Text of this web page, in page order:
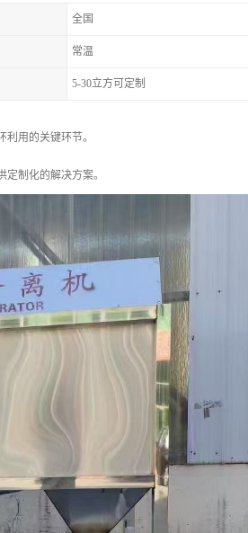
全国
常温
5-30立方可定制
用的关键环节。
制化的解决方案。